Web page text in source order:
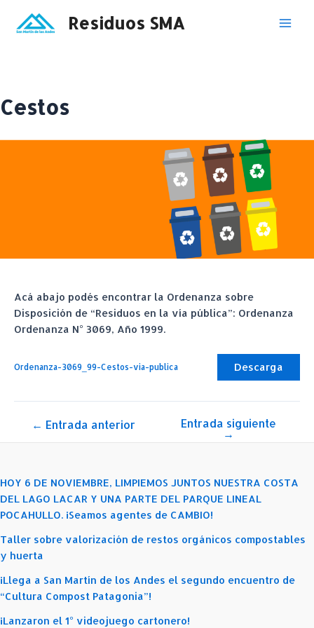
Residuos SMA
Cestos
Acá abajo podés encontrar la Ordenanza sobre
Disposición de “Residuos en la vía pública”: Ordenanza
Ordenanza N° 3069, Año 1999.
Ordenanza-3069_99-Cestos-via-publica Descarga
Navegación
de
← Entrada anterior Entrada siguiente
→
HOY 6 DE NOVIEMBRE, LIMPIEMOS JUNTOS NUESTRA COSTA
DEL LAGO LACAR Y UNA PARTE DEL PARQUE LINEAL
POCAHULLO. ¡Seamos agentes de CAMBIO!
Taller sobre valorización de restos orgánicos compostables
y huerta
¡Llega a San Martín de los Andes el segundo encuentro de
“Cultura Compost Patagonia”!
¡Lanzaron el 1° videojuego cartonero!